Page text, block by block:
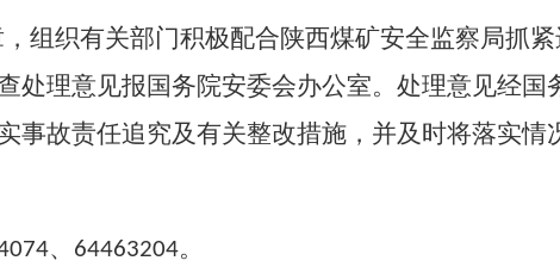
组织有关部门积极配合陕西煤矿安全监察局抓紧
处理意见报国务院安委会办公室。处理意见经国
事故责任追究及有关整改措施，并及时将落实情
、 64463204。